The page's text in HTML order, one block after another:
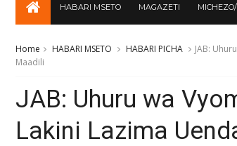
HABARI MSETO MAGAZETI
Home HABARI MSETO HABARI PICHA
JAB:
Maadili
JAB: Uhuru wa
Lakini Lazima